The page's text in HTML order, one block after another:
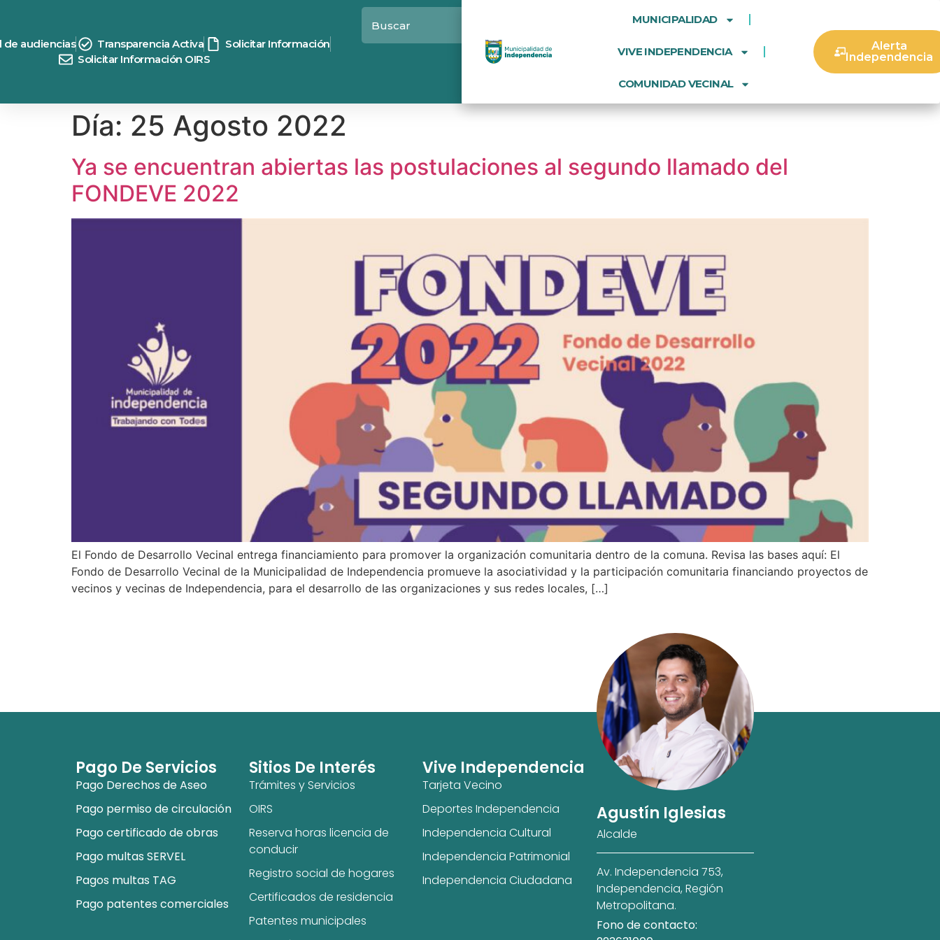
de audiencias Transparencia Activa
Solicitar Información
Solicitar Información OIRS
MUNICIPALIDAD
VIVE INDEPENDENCIA
COMUNIDAD VECINAL
Alerta
Independencia
Día: 25 Agosto 2022
Ya se encuentran abiertas las postulaciones al segundo llamado del
FONDEVE 2022
El Fondo de Desarrollo Vecinal entrega financiamiento para promover la organización comunitaria dentro de la comuna. Revisa las bases aquí: El
Fondo de Desarrollo Vecinal de la Municipalidad de Independencia promueve la asociatividad y la participación comunitaria financiando proyectos de
vecinos y vecinas de Independencia, para el desarrollo de las organizaciones y sus redes locales, […]
Pago De Servicios
Pago Derechos de Aseo
Pago permiso de circulación
Pago certificado de obras
Pago multas SERVEL
Pagos multas TAG
Pago patentes comerciales
Sitios De Interés
Trámites y Servicios
OIRS
Reserva horas licencia de
conducir
Registro social de hogares
Certificados de residencia
Patentes municipales
Vive Independencia
Tarjeta Vecino
Deportes Independencia
Independencia Cultural
Independencia Patrimonial
Independencia Ciudadana
Agustín Iglesias
Alcalde
Av. Independencia 753,
Independencia, Región
Metropolitana.
Fono de contacto: